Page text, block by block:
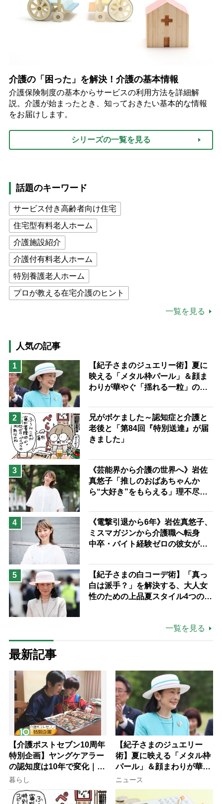
介護の「困った」を解決！介護の基本情報
介護保険制度の基本からサービスの利用方法を詳細解
説。介護が始まったとき、知っておきたい基本的な情報
をお届けします。
シリーズの一覧を見る
話題のキーワード
サービス付き高齢者向け住宅
住宅型有料老人ホーム
介護施設紹介
介護付有料老人ホーム
特別養護老人ホーム
プロが教える在宅介護のヒント
猫が母になつきません
息子の遠距離介護サバイバル術
兄がボケました
便利なサービス
予防法
一覧を見る
人気の記事
1
【紀子さまのジュエリー術】夏に
映える「メタル枠パール」＆顔ま
わりが華やぐ「揺れる一粒」の使
2
兄がボケました～認知症と介護と
老後と「第84回『特別送達』が届
きました」
3
《芸能界から介護の世界へ》岩佐
真悠子「推しのおばあちゃんか
ら“大好き”をもらえる」理不尽さ
場は「愛おしい」
4
《電撃引退から6年》岩佐真悠子、
ミスマガジンから介護職へ転身
中卒・バイト経験ゼロの彼女が見
ながら自分らしくいられる」
5
【紀子さまの白コーデ術】「真っ
白は派手？」を解決する、大人女
性のための上品夏スタイル4つのコ
一覧を見る
最新記事
【介護ポストセブン10周年
特別企画】ヤングケアラー
の認知度は10年で変化｜流
行語大賞にノミネート、法
律にも明記されたが果たし
て現在は？
暮らし
【紀子さまのジュエリー
術】夏に映える「メタル枠
パール」＆顔まわりが華や
ぐ「揺れる一粒」の使い分
け方
ニュース